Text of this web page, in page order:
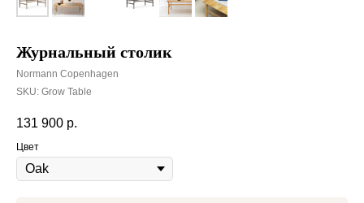
Журнальный столик
Normann Copenhagen
SKU: Grow Table
131 900 р.
Цвет